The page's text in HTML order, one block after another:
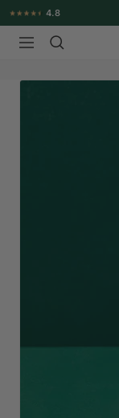
directamente
4.8
Navigación